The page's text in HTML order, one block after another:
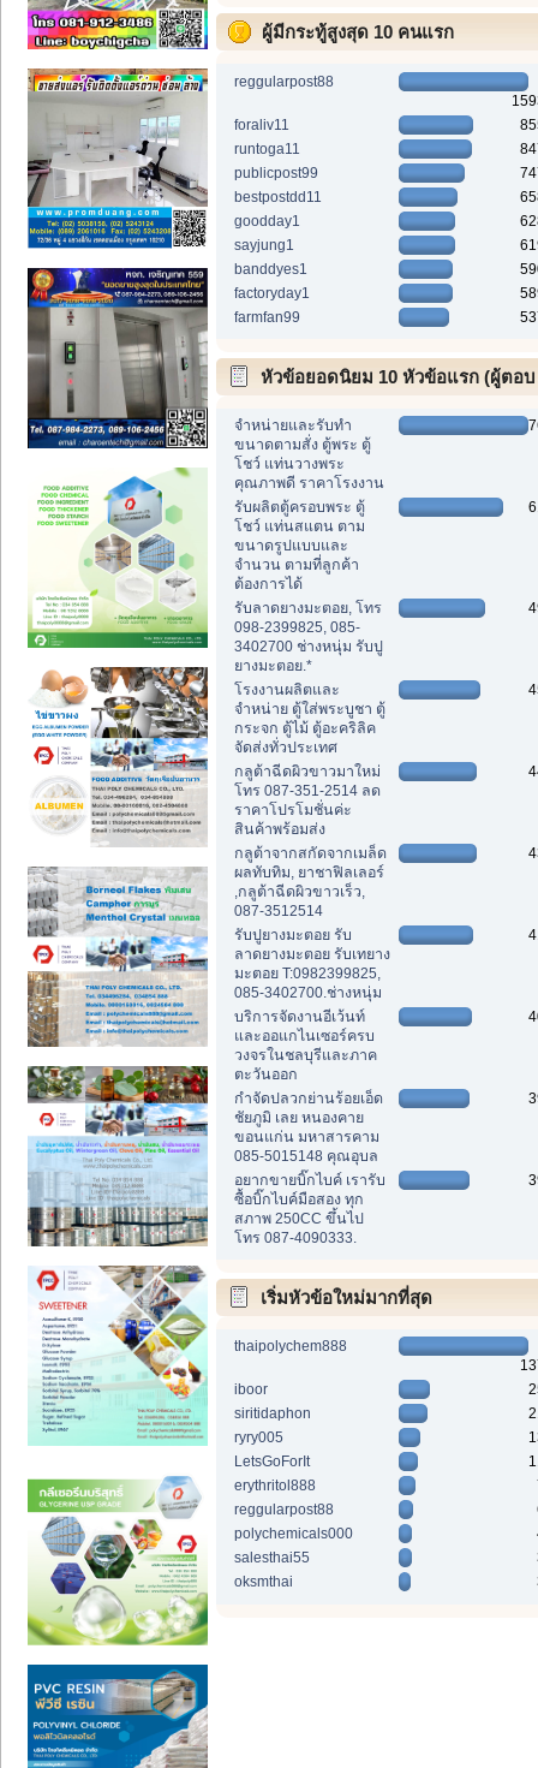
ผู้มีกระทู้สูงสุด 10 คนแรก
reggularpost88
foraliv11
runtoga11
publicpost99
bestpostdd11
goodday1
sayjung1
banddyes1
factoryday1
farmfan99
หัวข้อยอดนิยม 10 หัวข้อแรก (ผู้ตอบ
สูงสุด)
จำหน่ายและรับทำ
ขนาดตามสั่ง ตู้พระ ตู้
โชว์ แท่นวางพระ
คุณภาพดี ราคาโรงงาน
รับผลิตตู้ครอบพระ ตู้
โชว์ แท่นสแตน ตาม
ขนาดรูปแบบและ
จำนวน ตามที่ลูกค้า
ต้องการได้
รับลาดยางมะตอย, โทร
098-2399825, 085-
3402700 ช่างหนุ่ม รับปู
ยางมะตอย.*
โรงงานผลิตและ
จำหน่าย ตู้ใส่พระบูชา ตู้
กระจก ตู้ไม้ ตู้อะคริลิค
จัดส่งทั่วประเทศ
กลูต้าฉีดผิวขาวมาใหม่
โทร 087-351-2514 ลด
ราคาโปรโมชั่นค่ะ
สินค้าพร้อมส่ง
กลูต้าจากสกัดจากเมล็ด
ผลทับทิม, ยาชาฟิลเลอร์
,กลูต้าฉีดผิวขาวเร็ว,
087-3512514
รับปูยางมะตอย รับ
ลาดยางมะตอย รับเทยาง
มะตอย T:0982399825,
085-3402700.ช่างหนุ่ม
บริการจัดงานอีเว้นท์
และออแกไนเซอร์ครบ
วงจรในชลบุรีและภาค
ตะวันออก
กำจัดปลวกย่านร้อยเอ็ด
ชัยภูมิ เลย หนองคาย
ขอนแก่น มหาสารคาม
085-5015148 คุณอุบล
อยากขายบิ๊กไบค์ เรารับ
ซื้อบิ๊กไบค์มือสอง ทุก
สภาพ 250CC ขึ้นไป
โทร 087-4090333.
เริ่มหัวข้อใหม่มากที่สุด
thaipolychem888
iboor
siritidaphon
ryry005
LetsGoForIt
erythritol888
reggularpost88
polychemicals000
salesthai55
oksmthai